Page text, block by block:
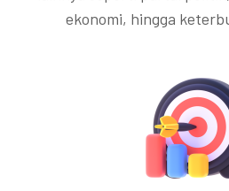
ekonomi, hingga